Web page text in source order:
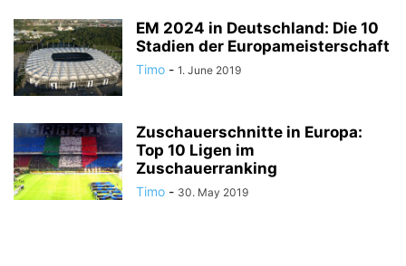
EM 2024 in Deutschland: Die 10
Stadien der Europameisterschaft
Timo - 1. June 2019
Zuschauerschnitte in Europa:
Top 10 Ligen im
Zuschauerranking
Timo - 30. May 2019